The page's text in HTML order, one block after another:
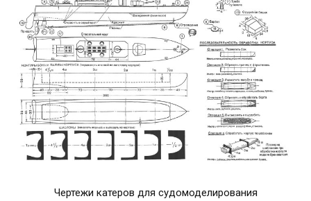
Чертежи катеров для судомоделирования